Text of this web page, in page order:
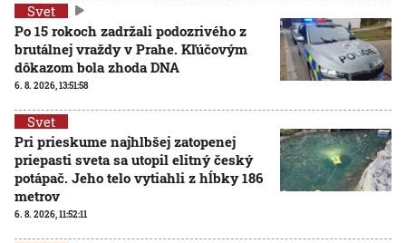
Svet
Po 15 rokoch zadržali podozrivého z
brutálnej vraždy v Prahe. Kľúčovým
dôkazom bola zhoda DNA
6. 8. 2026, 13:51:58
Svet
Pri prieskume najhlbšej zatopenej
priepasti sveta sa utopil elitný český
potápač. Jeho telo vytiahli z hĺbky 186
metrov
6. 8. 2026, 11:52:11